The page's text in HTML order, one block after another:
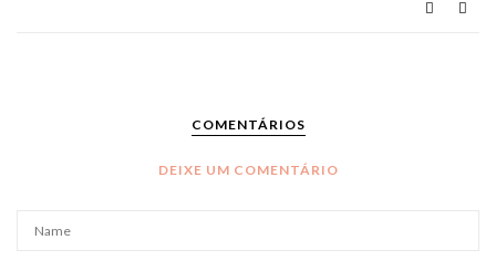
COMENTÁRIOS
DEIXE UM COMENTÁRIO